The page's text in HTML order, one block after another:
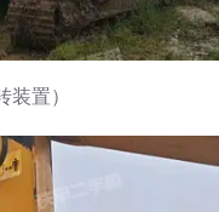
置）